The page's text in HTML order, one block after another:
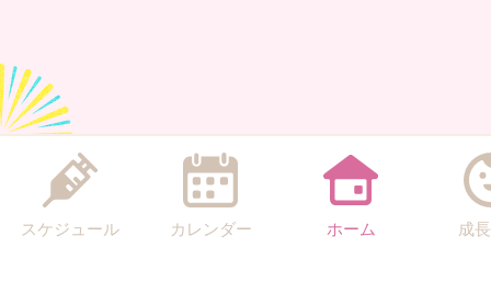
スケジュール カレンダー ホーム 成